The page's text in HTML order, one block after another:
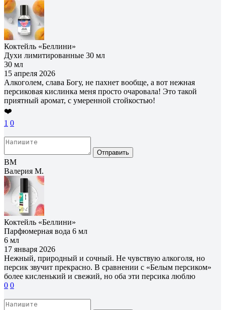
Коктейль «Беллини»
Духи лимитированные 30 мл
30 мл
15 апреля 2026
Алкоголем, слава Богу, не пахнет вообще, а вот нежная
персиковая кислинка меня просто очаровала! Это такой
приятный аромат, с умеренной стойкостью!
❤️
1 0
Отправить
ВМ
Валерия М.
Коктейль «Беллини»
Парфюмерная вода 6 мл
6 мл
17 января 2026
Нежный, природный и сочный. Не чувствую алкоголя, но
персик звучит прекрасно. В сравнении с «Белым персиком»
более кисленький и свежий, но оба эти персика люблю
0 0